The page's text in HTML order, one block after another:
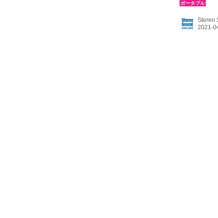
￥44,000前
スピーカー
Stereo